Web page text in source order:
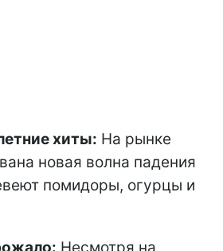
хиты: На рынке
новая волна падения
помидоры, огурцы и